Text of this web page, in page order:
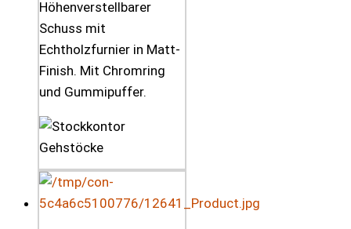
Höhenverstellbarer
Schuss mit
Echtholzfurnier in Matt-
Finish. Mit Chromring
und Gummipuffer.